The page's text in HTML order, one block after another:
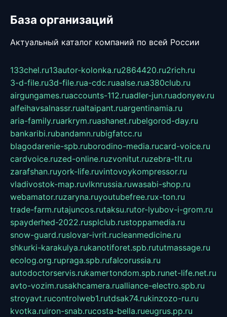
База организаций
Актуальный каталог компаний по всей России
133chel.ru13autor-kolonka.ru2864420.ru2rich.ru
3-d-file.ru3d-file.rua-cdc.ruaalse.rua380club.ru
airgungames.ruaccounts-112.ruadler-jun.ruadonyev.ru
alfeihavsalnassr.rualtaipant.ruargentinamia.ru
aria-family.ruarkrym.ruashanet.rubelgorod-day.ru
bankaribi.rubandamn.rubigfatcc.ru
blagodarenie-spb.ruborodino-media.rucard-voice.ru
cardvoice.ruzed-online.ruzvonitut.ruzebra-tlt.ru
zarafshan.ruyork-life.ruvintovoykompressor.ru
vladivostok-map.ruvlknrussia.ruwasabi-shop.ru
webamator.ruzaryna.ruyoutubefree.rux-ton.ru
trade-farm.rutajuncos.rutaksu.rutor-lyubov-i-grom.ru
spayderhed-2022.rusplclub.rustoppamedia.ru
snow-guard.ruslovar-ivrit.rucleanmedicine.ru
shkurki-karakulya.rukanotiforet.spb.rututmassage.ru
ecolog.org.rupraga.spb.rufalcorussia.ru
autodoctorservis.rukamertondom.spb.runet-life.net.ru
avto-vozim.rusakhcamera.rualliance-electro.spb.ru
stroyavt.rucontrolweb1.rutdsak74.rukinzozo-ru.ru
kvotka.ruiron-snab.rucosta-bella.rueugrus.pp.ru